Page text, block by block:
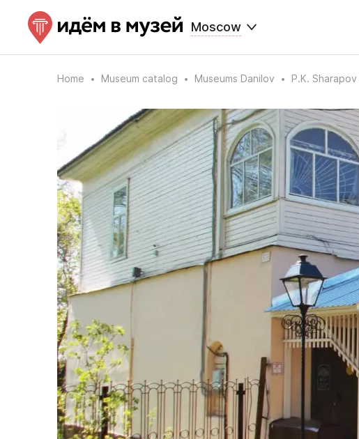
Moscow
Home Museum catalog Museums Danilov P.K.